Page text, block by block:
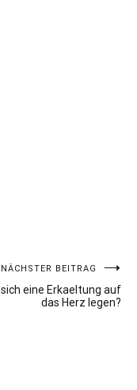
NÄCHSTER BEITRAG
sich eine Erkaeltung auf
das Herz legen?